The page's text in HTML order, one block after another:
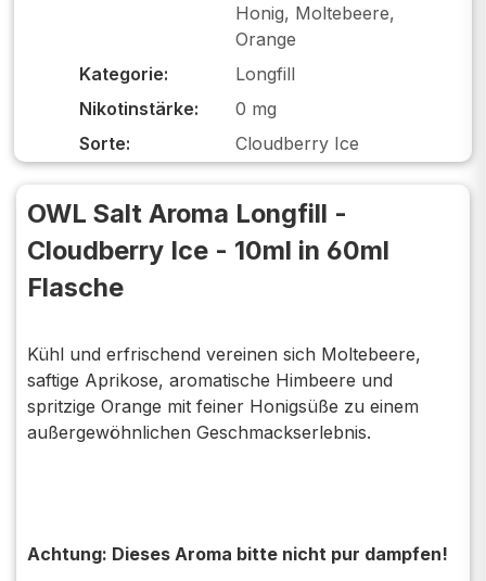
Honig, Moltebeere,
Orange
Kategorie:
Longfill
Nikotinstärke:
0 mg
Sorte:
Cloudberry Ice
OWL Salt Aroma Longfill -
Cloudberry Ice - 10ml in 60ml
Flasche
Kühl und erfrischend vereinen sich Moltebeere,
saftige Aprikose, aromatische Himbeere und
spritzige Orange mit feiner Honigsüße zu einem
außergewöhnlichen Geschmackserlebnis.
Achtung: Dieses Aroma bitte nicht pur dampfen!